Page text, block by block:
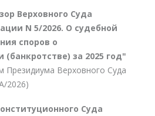
Верховного Суда
N 5/2026. О судебной
споров о
(банкротстве) за 2025 год"
Президиума Верховного Суда
2026)
Суда